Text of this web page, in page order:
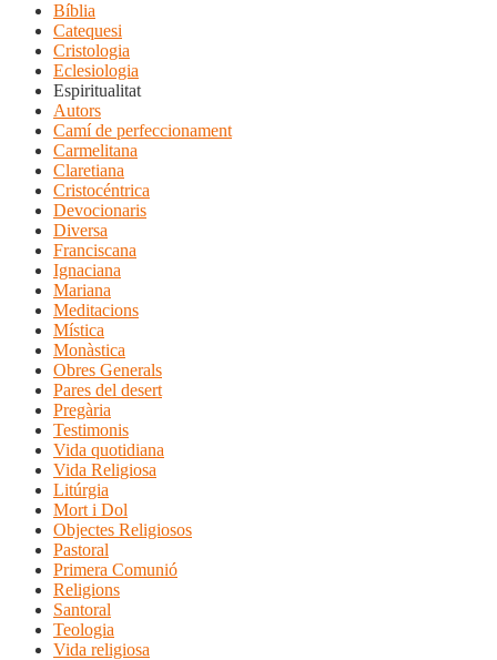
Bíblia
Catequesi
Cristologia
Eclesiologia
Espiritualitat
Autors
Camí de perfeccionament
Carmelitana
Claretiana
Cristocéntrica
Devocionaris
Diversa
Franciscana
Ignaciana
Mariana
Meditacions
Mística
Monàstica
Obres Generals
Pares del desert
Pregària
Testimonis
Vida quotidiana
Vida Religiosa
Litúrgia
Mort i Dol
Objectes Religiosos
Pastoral
Primera Comunió
Religions
Santoral
Teologia
Vida religiosa